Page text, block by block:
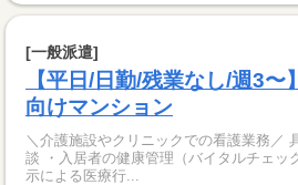
[一般派遣]
【平日/日勤/残業なし/週3
向けマンション
＼介護施設やクリニックでの看護業務／ 具体的には・・・ ・健康相
談 ・入居者の健康管理（バイタルチェッ
示による医療行...